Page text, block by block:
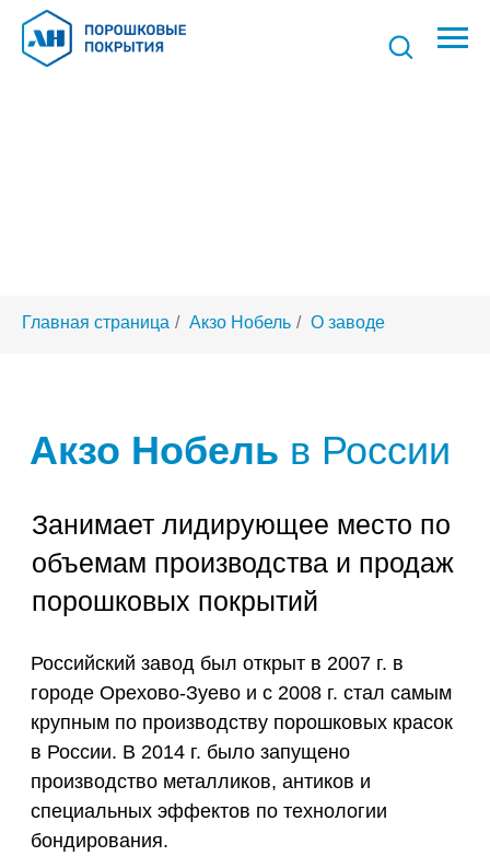
Главная страница / Акзо Нобель / О заводе
Акзо Нобель в России
крупным по производству порошковых красок
в России. В 2014 г. было запущено
производство металликов, антиков и
специальных эффектов по технологии
бондирования.
Москве, Санкт-Петербурге, Нижнем
Новгороде, Орле, Новосибирске, Омске,
Екатеренбурге,Челябинске, Краснодаре,
Минске, Алмате.
благодаря непрерывному
совершенствованию технологии и внедрению
инноваций.